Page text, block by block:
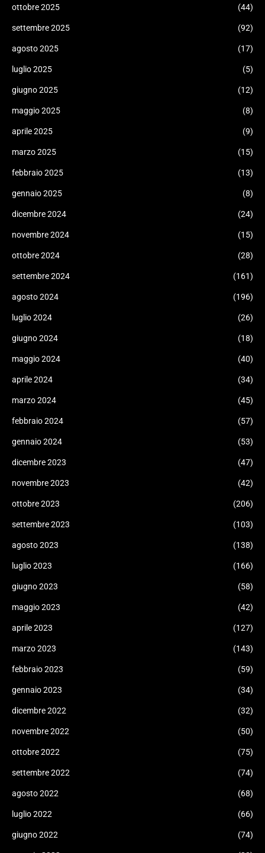
ottobre 2025 (44)
settembre 2025 (92)
agosto 2025 (17)
luglio 2025 (5)
giugno 2025 (12)
maggio 2025 (8)
aprile 2025 (9)
marzo 2025 (15)
febbraio 2025 (13)
gennaio 2025 (8)
dicembre 2024 (24)
novembre 2024 (15)
ottobre 2024 (28)
settembre 2024 (161)
agosto 2024 (196)
luglio 2024 (26)
giugno 2024 (18)
maggio 2024 (40)
aprile 2024 (34)
marzo 2024 (45)
febbraio 2024 (57)
gennaio 2024 (53)
dicembre 2023 (47)
novembre 2023 (42)
ottobre 2023 (206)
settembre 2023 (103)
agosto 2023 (138)
luglio 2023 (166)
giugno 2023 (58)
maggio 2023 (42)
aprile 2023 (127)
marzo 2023 (143)
febbraio 2023 (59)
gennaio 2023 (34)
dicembre 2022 (32)
novembre 2022 (50)
ottobre 2022 (75)
settembre 2022 (74)
agosto 2022 (68)
luglio 2022 (66)
giugno 2022 (74)